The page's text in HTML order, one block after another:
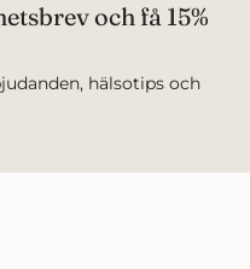
och få 15%
hälsotips och